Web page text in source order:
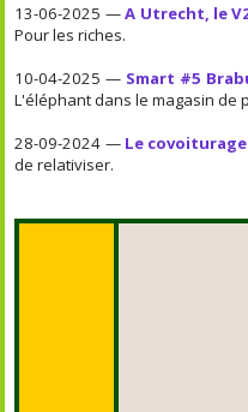
13-06-2025 —A Utrecht, le
Pour les riches.
10-04-2025 — Smart #5
L'éléphant dans le magasin de
28-09-2024 — Le
de relativiser.